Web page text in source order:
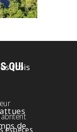
QUI
espèces
trois
de